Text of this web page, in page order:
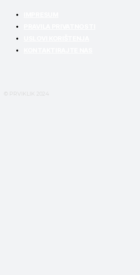
© PRVIKLIK 2024